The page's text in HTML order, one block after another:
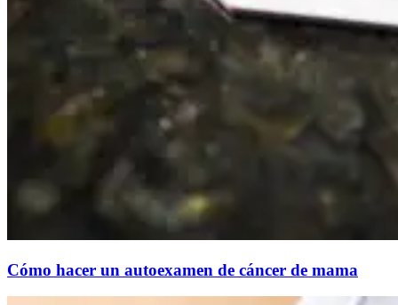
Cómo hacer un autoexamen de cáncer de mama